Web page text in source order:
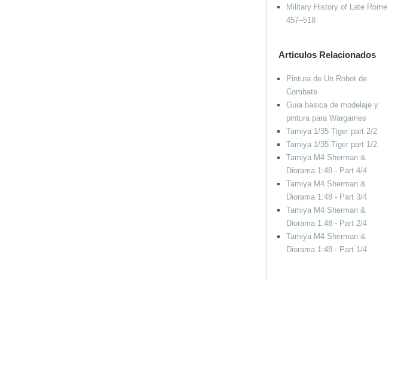
Military History of Late Rome
457–518
Articulos Relacionados
Pintura de Un Robot de
Combate
Guia basica de modelaje y
pintura para Wargames
Tamiya 1/35 Tiger part 2/2
Tamiya 1/35 Tiger part 1/2
Tamiya M4 Sherman &
Diorama 1:48 - Part 4/4
Tamiya M4 Sherman &
Diorama 1:48 - Part 3/4
Tamiya M4 Sherman &
Diorama 1:48 - Part 2/4
Tamiya M4 Sherman &
Diorama 1:48 - Part 1/4